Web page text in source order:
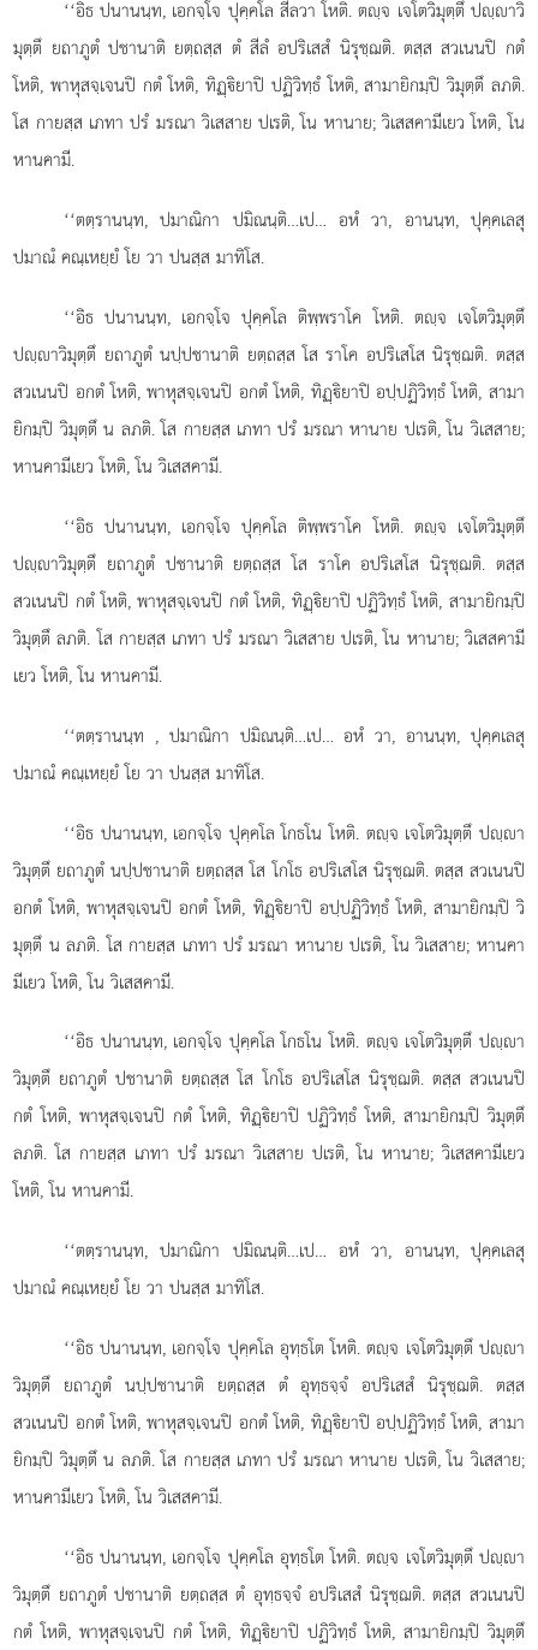
‘‘อิธ ปนานนฺท, เอกจฺโจ ปุคฺคโล สีลวา โหติ. ตฺจ เจโตวิมุตฺตึ ปฺาวิ
มุตฺตึ ยถาภูตํ ปชานาติ ยตฺถสฺส ตํ สีลํ อปริเสสํ นิรุชฺฌติ. ตสฺส สวเนนปิ กตํ
โหติ, พาหุสจฺเจนปิ กตํ โหติ, ทิฏฺิยาปิ ปฏิวิทฺธํ โหติ, สามายิกมฺปิ วิมุตฺตึ ลภติ.
โส กายสฺส เภทา ปรํ มรณา วิเสสาย ปเรติ, โน หานาย; วิเสสคามีเยว โหติ, โน
หานคามี.
‘‘ตตฺรานนฺท, ปมาณิกา ปมิณนฺติ…เป… อหํ วา, อานนฺท, ปุคฺคเลสุ
ปมาณํ คณฺเหยฺยํ โย วา ปนสฺส มาทิโส.
‘‘อิธ ปนานนฺท, เอกจฺโจ ปุคฺคโล ติพฺพราโค โหติ. ตฺจ เจโตวิมุตฺตึ
ปฺาวิมุตฺตึ ยถาภูตํ นปฺปชานาติ ยตฺถสฺส โส ราโค อปริเสโส นิรุชฺฌติ. ตสฺส
สวเนนปิ อกตํ โหติ, พาหุสจฺเจนปิ อกตํ โหติ, ทิฏฺิยาปิ อปฺปฏิวิทฺธํ โหติ, สามา
ยิกมฺปิ วิมุตฺตึ น ลภติ. โส กายสฺส เภทา ปรํ มรณา หานาย ปเรติ, โน วิเสสาย;
หานคามีเยว โหติ, โน วิเสสคามี.
‘‘อิธ ปนานนฺท, เอกจฺโจ ปุคฺคโล ติพฺพราโค โหติ. ตฺจ เจโตวิมุตฺตึ
ปฺาวิมุตฺตึ ยถาภูตํ ปชานาติ ยตฺถสฺส โส ราโค อปริเสโส นิรุชฺฌติ. ตสฺส
สวเนนปิ กตํ โหติ, พาหุสจฺเจนปิ กตํ โหติ, ทิฏฺิยาปิ ปฏิวิทฺธํ โหติ, สามายิกมฺปิ
วิมุตฺตึ ลภติ. โส กายสฺส เภทา ปรํ มรณา วิเสสาย ปเรติ, โน หานาย; วิเสสคามี
เยว โหติ, โน หานคามี.
‘‘ตตฺรานนฺท , ปมาณิกา ปมิณนฺติ…เป… อหํ วา, อานนฺท, ปุคฺคเลสุ
ปมาณํ คณฺเหยฺยํ โย วาปนสฺส มาทิโส.
‘‘อิธ ปนานนฺท, เอกจฺโจ ปุคฺคโล โกธโน โหติ. ตฺจ เจโตวิมุตฺตึ ปฺา
วิมุตฺตึ ยถาภูตํ นปฺปชานาติ ยตฺถสฺส โส โกโธ อปริเสโส นิรุชฺฌติ. ตสฺส สวเนนปิ
อกตํ โหติ, พาหุสจฺเจนปิ อกตํ โหติ, ทิฏฺิยาปิ อปฺปฏิวิทฺธํ โหติ, สามายิกมฺปิ วิ
มุตฺตึ น ลภติ. โส กายสฺส เภทา ปรํ มรณา หานาย ปเรติ, โน วิเสสาย; หานคา
มีเยว โหติ, โน วิเสสคามี.
‘‘อิธ ปนานนฺท, เอกจฺโจ ปุคฺคโล โกธโน โหติ. ตฺจ เจโตวิมุตฺตึ ปฺา
วิมุตฺตึ ยถาภูตํปชานาติ ยตฺถสฺส โส โกโธ อปริเสโส นิรุชฺฌติ. ตสฺส สวเนนปิ
กตํ โหติ, พาหุสจฺเจนปิ กตํ โหติ, ทิฏฺิยาปิ ปฏิวิทฺธํ โหติ, สามายิกมฺปิ วิมุตฺตึ
ลภติ. โส กายสฺส เภทา ปรํ มรณา วิเสสาย ปเรติ, โน หานาย; วิเสสคามีเยว
โหติ, โน หานคามี.
‘‘ตตฺรานนฺท, ปมาณิกา ปมิณนฺติ…เป… อหํ วา, อานนฺท, ปุคฺคเลสุ
ปมาณํ คณฺเหยฺยํ โย วา ปนสฺส มาทิโส.
‘‘อิธ ปนานนฺท, เอกจฺโจ ปุคฺคโล อุทฺธโต โหติ. ตฺจ เจโตวิมุตฺตึ ปฺา
วิมุตฺตึ ยถาภูตํ นปฺปชานาติ ยตฺถสฺส ตํ อุทฺธจฺจํ อปริเสสํ นิรุชฺฌติ. ตสฺส
สวเนนปิ อกตํ โหติ, พาหุสจฺเจนปิ อกตํ โหติ, ทิฏฺิยาปิ อปฺปฏิวิทฺธํ โหติ, สามา
ยิกมฺปิ วิมุตฺตึ น ลภติ. โส กายสฺส เภทา ปรํ มรณา หานาย ปเรติ, โน วิเสสาย;
หานคามีเยว โหติ, โน วิเสสคามี.
‘‘อิธ ปนานนฺท, เอกจฺโจ ปุคฺคโล อุทฺธโต โหติ. ตฺจ เจโตวิมุตฺตึ ปฺา
วิมุตฺตึ ยถาภูตํ ปชานาติ ยตฺถสฺส ตํ อุทฺธจฺจํ อปริเสสํ นิรุชฺฌติ. ตสฺส สวเนนปิ
กตํ โหติ, พาหุสจฺเจนปิ กตํ โหติ, ทิฏฺิยาปิ ปฏิวิทฺธํ โหติ, สามายิกมฺปิ วิมุตฺตึ